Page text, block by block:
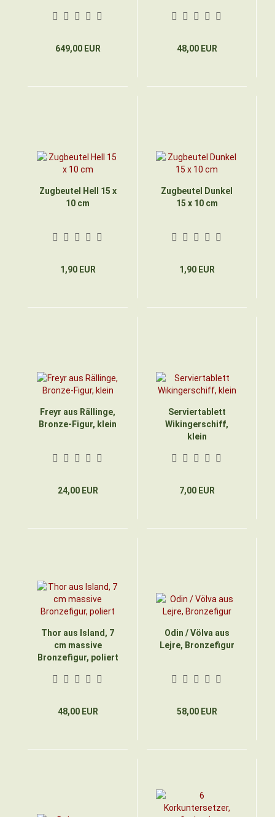
649,00 EUR 48,00 EUR
Zugbeutel Hell 15 x
10 cm
1,90 EUR
Zugbeutel Dunkel
15 x 10 cm
1,90 EUR
Freyr aus Rällinge,
Bronze-Figur, klein
24,00 EUR
Serviertablett
Wikingerschiff,
klein
7,00 EUR
Thor aus Island, 7
cm massive
Bronzefigur, poliert
48,00 EUR
Odin / Völva aus
Lejre, Bronzefigur
58,00 EUR